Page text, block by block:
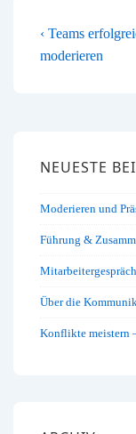
Vorheriger
Beitrag
‹ Teams
moderieren
NEUESTE
Moderieren und
Führung &
Über die
Konflikte meistern